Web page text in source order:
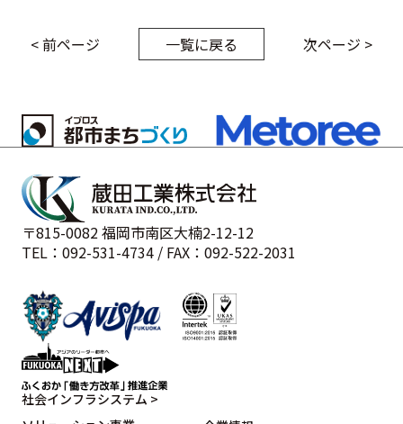
< 前ページ 一覧に戻る 次ページ >
〒815-0082 福岡市南区大楠2-12-12
TEL：092-531-4734 / FAX：092-522-2031
社会インフラシステム >